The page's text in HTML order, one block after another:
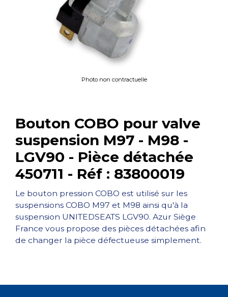
Bouton COBO pour valve
suspension M97 - M98 -
LGV90 - Pièce détachée
450711 - Réf : 83800019
Le bouton pression COBO est utilisé sur les
suspensions COBO M97 et M98 ainsi qu'à la
suspension UNITEDSEATS LGV90. Azur Siège
France vous propose des pièces détachées afin
de changer la pièce défectueuse simplement.
Photo non contractuelle